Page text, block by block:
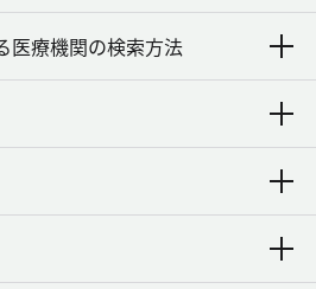
医療機関の検索方法